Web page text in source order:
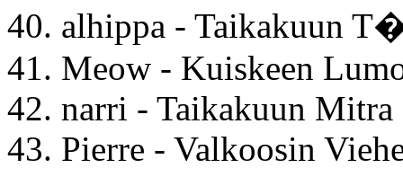
40. alhippa - Taikakuun
41. Meow - Kuiskeen
42. narri - Taikakuun Mitra
43. Pierre - Valkoosin